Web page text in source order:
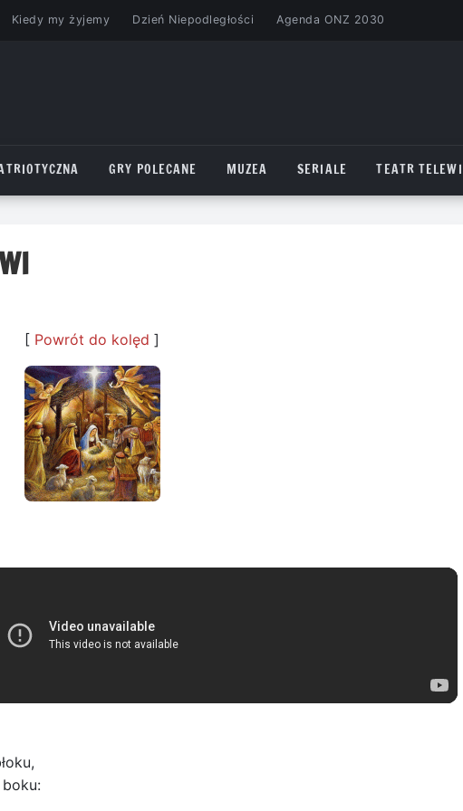
Kiedy my żyjemy Dzień Niepodległości Agenda ONZ 2030
GRY POLECANE MUZEA SERIALE TEATR
[ Powrót do kolęd ]